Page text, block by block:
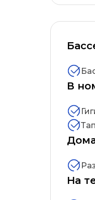
В
На